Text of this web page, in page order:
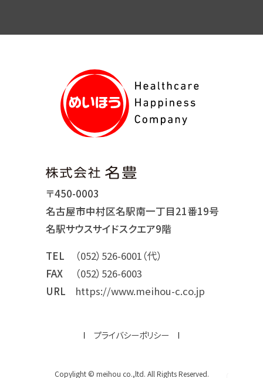
〒450-0003
名古屋市中村区名駅南一丁目21番19号
名駅サウスサイドスクエア9階
TEL
（052）526-6001（代）
FAX
（052）526-6003
URL
https://www.meihou-c.co.jp
プライバシーポリシー
Copylight © meihou co.,ltd. All Rights Reserved.